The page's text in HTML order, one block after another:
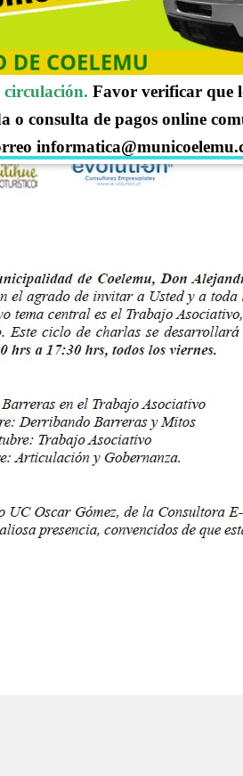
Oscar Gómez, de la
sus emprendimientos.
circulación. Favor verificar que
o consulta de pagos online